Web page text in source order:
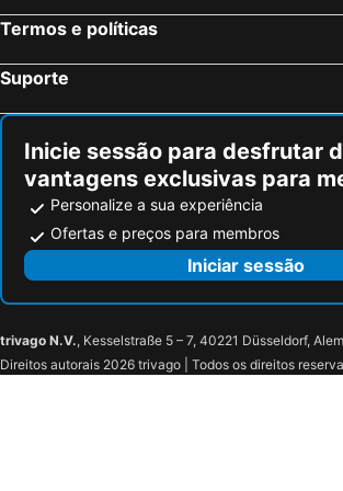
Colmar, Alsácia Hotéis
Termos e políticas
Suporte
Inicie sessão para desfrutar
vantagens exclusivas para
Personalize a sua experiência
Ofertas e preços para membros
Iniciar sessão
trivago N.V., Kesselstraße 5 – 7, 40221 Düsseldorf,
Direitos autorais 2026 trivago | Todos os direitos